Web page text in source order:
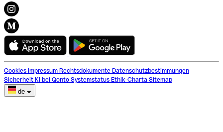
Cookies Impressum Rechtsdokumente Datenschutzbestimmungen
Sicherheit KI bei Qonto Systemstatus Ethik-Charta Sitemap
de